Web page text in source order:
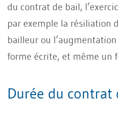
du contrat de bail,
par exemple la résiliation
bailleur ou
forme écrite, et même un
Durée du contrat